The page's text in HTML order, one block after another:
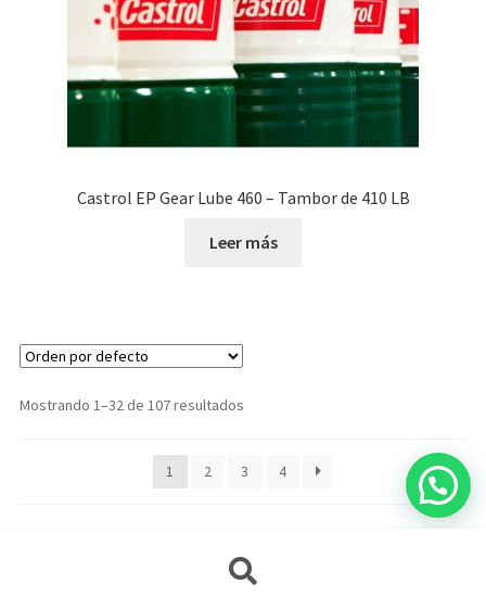
Castrol EP Gear Lube 460 – Tambor de 410 LB
Leer más
Mostrando 1–32 de 107 resultados
1 2 3 4